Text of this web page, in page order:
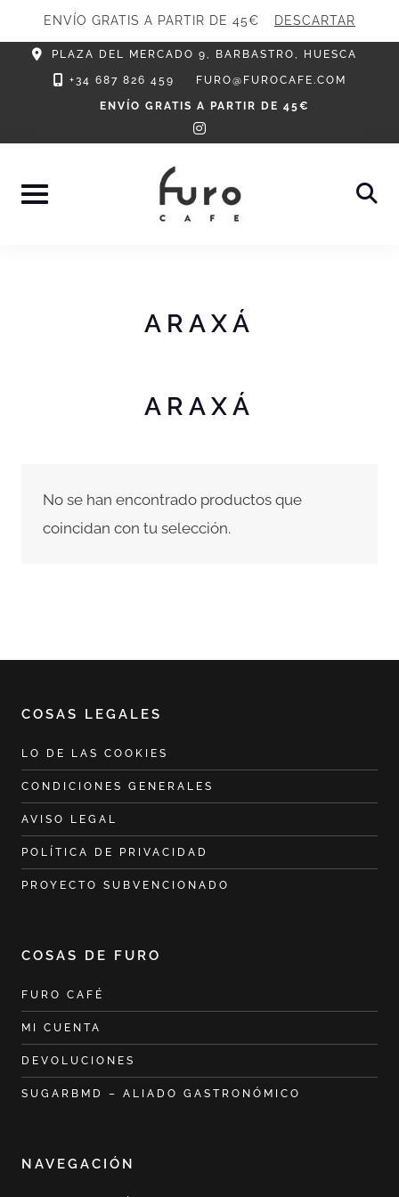
ENVÍO GRATIS A PARTIR DE 45€ DESCARTAR
PLAZA DEL MERCADO 9, BARBASTRO, HUESCA
+34 687 826 459 FURO@FUROCAFE.COM
ENVÍO GRATIS A PARTIR DE 45€
instagram
ARAXÁ
ARAXÁ
No se han encontrado productos que
coincidan con tu selección.
COSAS LEGALES
LO DE LAS COOKIES
CONDICIONES GENERALES
AVISO LEGAL
POLÍTICA DE PRIVACIDAD
PROYECTO SUBVENCIONADO
COSAS DE FURO
FURO CAFÉ
MI CUENTA
DEVOLUCIONES
SUGARBMD – ALIADO GASTRONÓMICO
NAVEGACIÓN